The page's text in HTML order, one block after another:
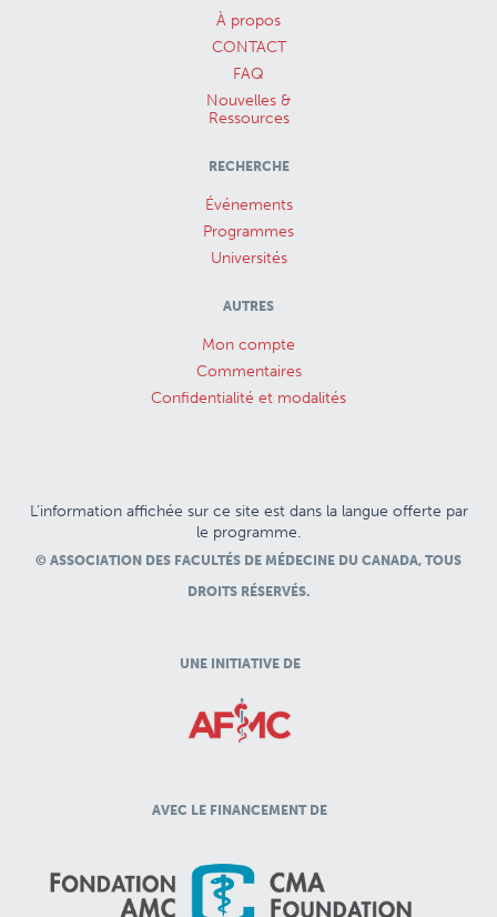
À propos
CONTACT
FAQ
Nouvelles &
Ressources
RECHERCHE
Événements
Programmes
Universités
AUTRES
Mon compte
Commentaires
Confidentialité et modalités
L’information affichée sur ce site est dans la langue offerte par
le programme.
© ASSOCIATION DES FACULTÉS DE MÉDECINE DU CANADA, TOUS
DROITS RÉSERVÉS.
UNE INITIATIVE DE
AVEC LE FINANCEMENT DE